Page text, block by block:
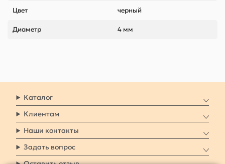
Цвет черный
Диаметр 4 мм
Каталог
Клиентам
Наши контакты
Задать вопрос